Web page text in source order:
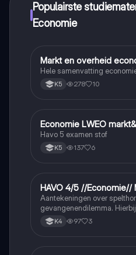
Populairste
Economie
Economie
Markt en overheid
Hele samenvatting
K5 278 10
Economie
Economie LWEO
Havo 5 examen stof
K5 137 6
Economie
HAVO 4/5 //Economie//
Aantekeningen over
gevangenendilemma.
K4 97 3